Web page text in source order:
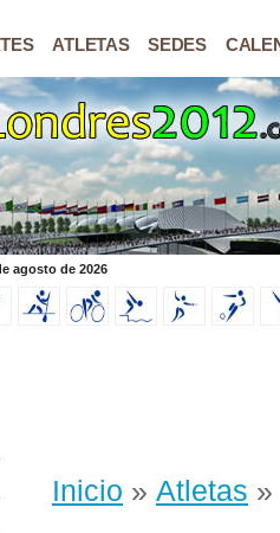
ATLETAS SEDES
agosto de 2026
Inicio » Atletas